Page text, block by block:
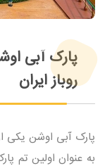
پارک آبی
روباز ایران
پارک آبی اوشن